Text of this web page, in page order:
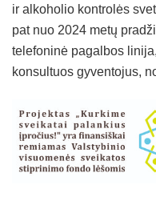
ir alkoholio kontrolės
pat nuo 2024 metų
telefoninė pagalbos
konsultuos gyventojus,